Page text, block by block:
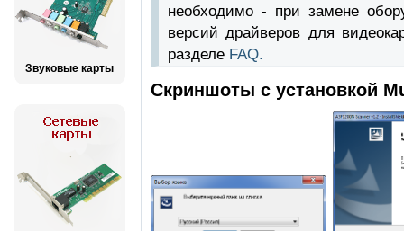
Звуковые карты
необходимо - при замене
версий драйверов для
разделе FAQ.
Скриншоты с установкой